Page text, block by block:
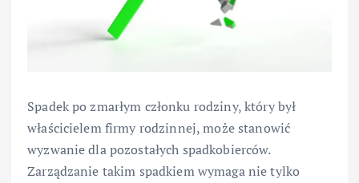
Spadek po zmarłym członku rodziny, który był
właścicielem firmy rodzinnej, może stanowić
wyzwanie dla pozostałych spadkobierców.
Zarządzanie takim spadkiem wymaga nie tylko